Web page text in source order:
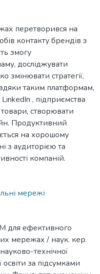
перетворився на
контакту брендів з
змогу
досліджувати
змінювати стратегії,
таким платформам,
, підприємства
створювати
Продуктивний
на хорошому
з аудиторією та
компаній.
мережі
для ефективного
мережах / наук. кер.
технічної
за підсумками